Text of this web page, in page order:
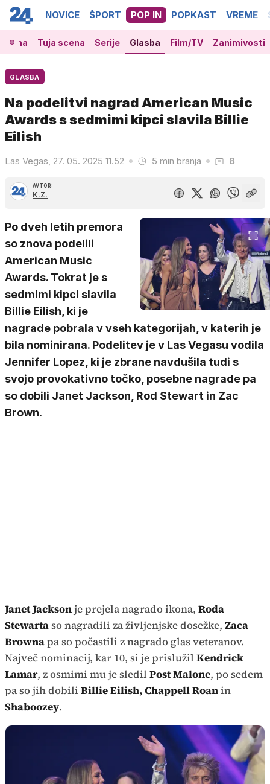
NOVICE ŠPORT POP IN POPKAST VREME
Tuja scena Serije Glasba Film/TV Zanimivosti
GLASBA
Na podelitvi nagrad American Music
Awards s sedmimi kipci slavila Billie
Eilish
Las Vegas, 27. 05. 2025 11.52 5 min branja 8
AVTOR:
K.Z.
Po dveh letih premora
so znova podelili
American Music
Awards. Tokrat je s
sedmimi kipci slavila
Billie Eilish, ki je
nagrade pobrala v vseh kategorijah, v katerih je
bila nominirana. Podelitev je v Las Vegasu vodila
Jennifer Lopez, ki je zbrane navdušila tudi s
svojo provokativno točko, posebne nagrade pa
so dobili Janet Jackson, Rod Stewart in Zac
Brown.
Janet Jacksonje prejela nagrado ikona, Roda
Stewartaso nagradili za življenjske dosežke, Zaca
Brownapa so počastili z nagrado glas veteranov.
Največ nominacij, kar 10, si je prislužil Kendrick
Lamar, z osmimi mu je sledil Post Malone, po sedem
pa so jih dobili Billie Eilish, Chappell Roanin
Shaboozey.